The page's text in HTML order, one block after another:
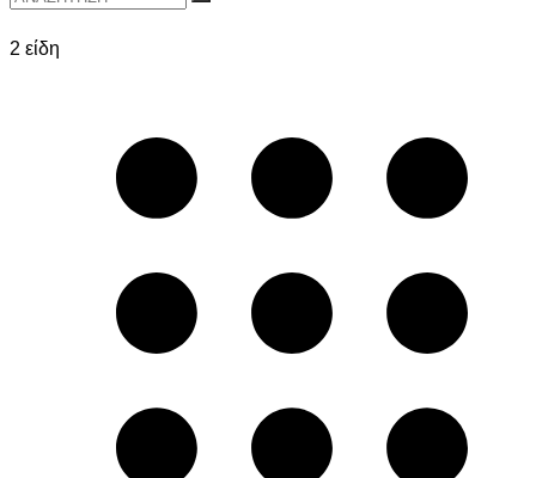
2 είδη